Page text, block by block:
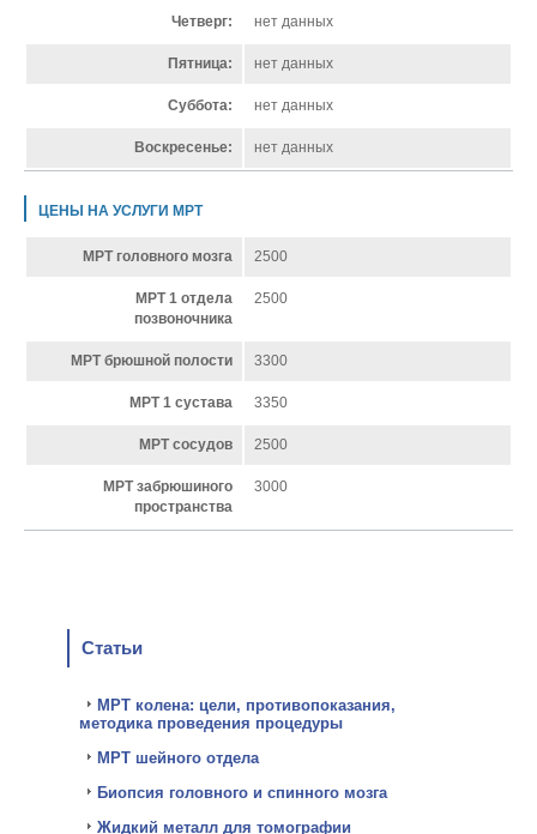
Четверг: нет данных
Пятница: нет данных
Суббота: нет данных
Воскресенье: нет данных
ЦЕНЫ НА УСЛУГИ МРТ
МРТ головного мозга 2500
МРТ 1 отдела
позвоночника
2500
МРТ брюшной полости 3300
МРТ 1 сустава 3350
МРТ сосудов 2500
МРТ забрюшиного
пространства
3000
Статьи
МРТ колена: цели, противопоказания,
методика проведения процедуры
МРТ шейного отдела
Биопсия головного и спинного мозга
Жидкий металл для томографии